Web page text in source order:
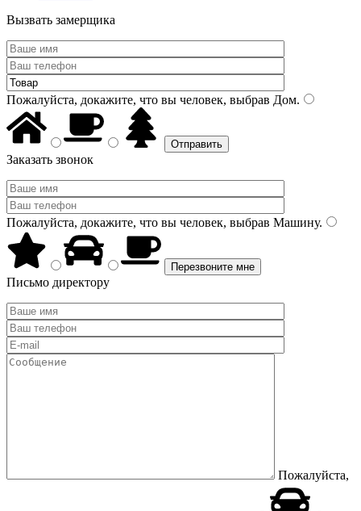
Вызвать замерщика
Пожалуйста, докажите, что вы человек, выбрав Дом.
Заказать звонок
Пожалуйста, докажите, что вы человек, выбрав Машину.
Письмо директору
Пожалуйста,